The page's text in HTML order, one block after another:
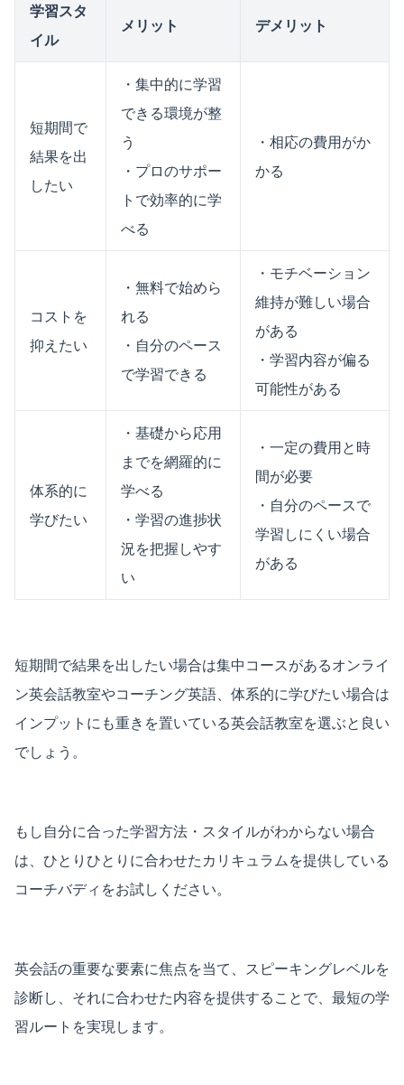
学習スタ
イル
メリット デメリット
短期間で
結果を出
したい
・集中的に学習
できる環境が整
う
・プロのサポー
トで効率的に学
べる
・相応の費用がか
かる
コストを
抑えたい
・無料で始めら
れる
・自分のペース
で学習できる
・モチベーション
維持が難しい場合
がある
・学習内容が偏る
可能性がある
体系的に
学びたい
・基礎から応用
までを網羅的に
学べる
・学習の進捗状
況を把握しやす
い
・一定の費用と時
間が必要
・自分のペースで
学習しにくい場合
がある
短期間で結果を出したい場合は集中コースがあるオンライ
ン英会話教室やコーチング英語、体系的に学びたい場合は
インプットにも重きを置いている英会話教室を選ぶと良い
でしょう。
もし自分に合った学習方法・スタイルがわからない場合
は、ひとりひとりに合わせたカリキュラムを提供している
コーチバディをお試しください。
英会話の重要な要素に焦点を当て、スピーキングレベルを
診断し、それに合わせた内容を提供することで、最短の学
習ルートを実現します。